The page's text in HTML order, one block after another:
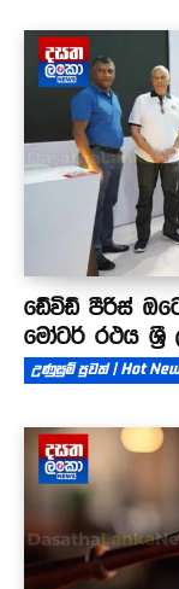
ඩේවිඩ් පීරිස්
මෝටර් රථය ශ්‍රී
උණුසුම් පුවත් | Hot